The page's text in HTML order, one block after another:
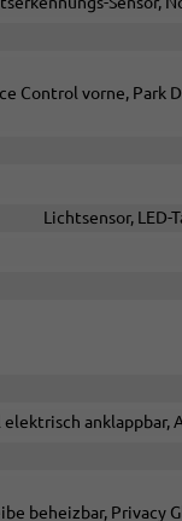
Control vorne,
Lichtsensor,
anklappbar,
beheizbar, Privacy